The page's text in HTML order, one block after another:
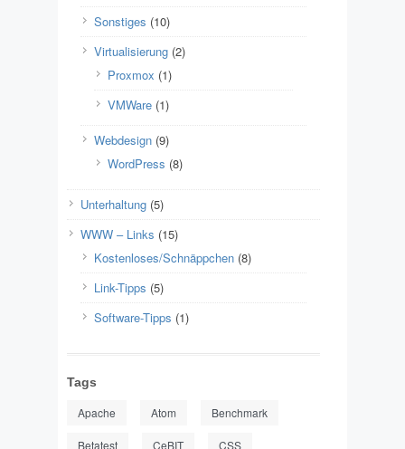
Sonstiges (10)
Virtualisierung (2)
Proxmox (1)
VMWare (1)
Webdesign (9)
WordPress (8)
Unterhaltung (5)
WWW – Links (15)
Kostenloses/Schnäppchen (8)
Link-Tipps (5)
Software-Tipps (1)
Tags
Apache Atom Benchmark
Betatest CeBIT CSS